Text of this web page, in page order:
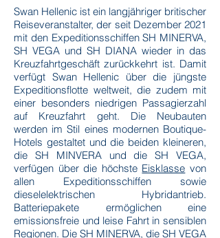
Swan Hellenic ist ein langjähriger britischer
Reiseveranstalter, der seit Dezember 2021
mit den Expeditionsschiffen SH MINERVA,
SH VEGA und SH DIANA wieder in das
Kreuzfahrtgeschäft zurückkehrt ist. Damit
verfügt Swan Hellenic über die jüngste
Expeditionsflotte weltweit, die zudem mit
einer besonders niedrigen Passagierzahl
auf Kreuzfahrt geht. Die Neubauten
werden im Stil eines modernen Boutique-
Hotels gestaltet und die beiden kleineren,
die SH MINVERA und die SH VEGA,
verfügen über die höchste Eisklasse von
allen Expeditionsschiffen sowie
dieselelektrischen Hybridantrieb.
Batteriepakete ermöglichen eine
emissionsfreie und leise Fahrt in sensiblen
Regionen. Die SH MINERVA, die SH VEGA